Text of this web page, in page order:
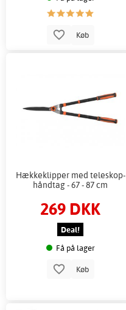
Køb
Hækkeklipper med teleskop-
håndtag - 67 - 87 cm
269 DKK
Deal!
Få på lager
Køb